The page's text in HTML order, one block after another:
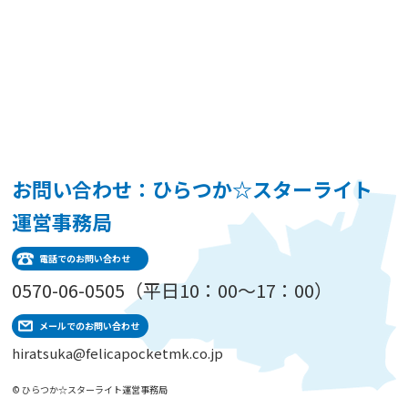
お問い合わせ：ひらつか☆スターライト
運営事務局
電話でのお問い合わせ
0570-06-0505（平日10：00～17：00）
メールでのお問い合わせ
hiratsuka@felicapocketmk.co.jp
© ひらつか☆スターライト運営事務局